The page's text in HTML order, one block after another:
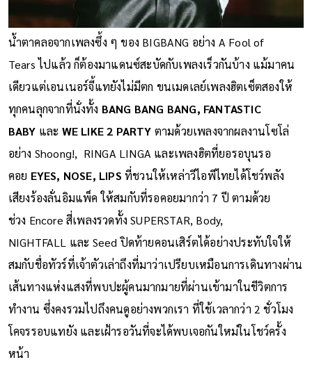
น้ำตาคลอจากเพลงซึ้ง ๆ ของ BIGBANG อย่าง A Fool of
Tears ไปแล้ว ก็ต้องมาแดนซ์สะบัดกับเพลงเร็วกันบ้าง แม้มาคน
เดียวแต่เอนเนอร์จี้แทยังไม่มีตก ขนเมดเลย์เพลงฮิตเซ็ตสองให้
ทุกคนลุกจากที่นั่งทั้ง BANG BANG BANG, FANTASTIC
BABY และ WE LIKE 2 PARTY ตามด้วยเพลงจากผลงานโซโล่
อย่าง Shoong!, RINGA LINGA และเพลงฮิตที่ยอรอบุนรอ
คอย EYES, NOSE, LIPSที่ชวนให้เหล่าวีไอพีไทยได้โชว์พลัง
เสียงร้องลั่นอิมแพ็ค ให้สมกับที่รอคอยมากว่า 7 ปี ตามด้วย
ช่วง Encore สี่เพลงรวดทั้ง SUPERSTAR, Body,
NIGHTFALL และ Seed ปิดท้ายคอนเสิร์ตได้อย่างประทับใจให้
สมกับชื่อทัวร์ที่เจ้าตัวเล่าถึงที่มาว่าเปรียบเหมือนการเดินทางผ่าน
เส้นทางแห่งแสงที่พบปะผู้คนมากมายที่ผ่านเข้ามาในชีวิตการ
ทำงาน ซึ่งคงรวมไปถึงคนดูอย่างพวกเรา ที่ใช้เวลากว่า 2 ชั่วโมง
โคจรรอบแทยัง และเฝ้ารอวันที่จะได้พบเจอกันใหม่ในโชว์ครั้ง
หน้า